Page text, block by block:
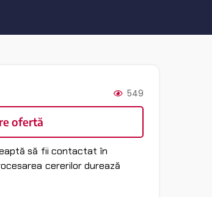
549
ofertă
să fii contactat în
cererilor durează